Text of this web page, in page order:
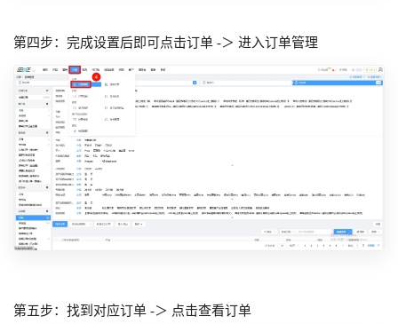
第四步：完成设置后即可点击订单 -＞ 进入订单管理
第五步：找到对应订单 -＞ 点击查看订单